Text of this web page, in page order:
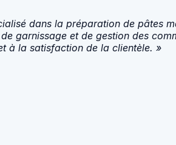
dans la préparation de pâtes
garnissage et de gestion des
à la satisfaction de la clientèle. »